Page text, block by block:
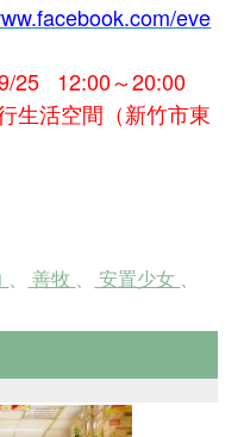
eve
25 12:00～20:00
生活空間（新竹市東
、 善牧 、 安置少女 、